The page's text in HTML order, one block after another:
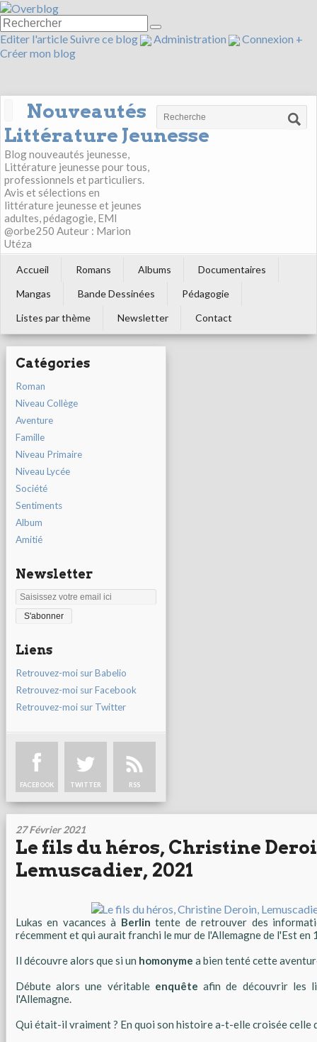
Editer l'articleSuivre ce blog Administration Connexion +
Créer mon blog
Nouveautés
Littérature Jeunesse
Blog nouveautés jeunesse,
Littérature jeunesse pour tous,
professionnels et particuliers.
Avis et sélections en
littérature jeunesse et jeunes
adultes, pédagogie, EMI
@orbe250 Auteur : Marion
Utéza
Accueil Romans Albums
Documentaires
Mangas
Bande Dessinées
Pédagogie
Listes par thème
Newsletter Contact
Catégories
Roman
Niveau Collège
Aventure
Famille
Niveau Primaire
Niveau Lycée
Société
Sentiments
Album
Amitié
Newsletter
Liens
Retrouvez-moi sur Babelio
Retrouvez-moi sur Facebook
Retrouvez-moi sur Twitter
FACEBOOK TWITTER RSS
27 Février 2021
Le fils du héros, Christine
Lemuscadier, 2021
Lukas en vacances à Berlin tente de retrouver des
récemment et qui aurait franchi le mur de l'Allemagne de l'Est en
Il découvre alors que si un homonyme a bien tenté cette
Débute alors une véritable enquête afin de découvrir les
l'Allemagne.
Qui était-il vraiment ? En quoi son histoire a-t-elle croisée celle